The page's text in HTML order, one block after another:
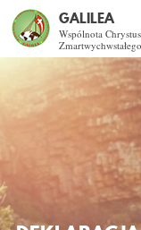
GALILEA
Wspólnota
Zmartwychwstałego